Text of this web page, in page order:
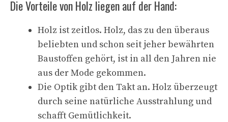
Die Vorteile von Holz liegen auf der Hand:
Holz ist zeitlos. Holz, das zu den überaus
beliebten und schon seit jeher bewährten
Baustoffen gehört, ist in all den Jahren nie
aus der Mode gekommen.
Die Optik gibt den Takt an. Holz überzeugt
durch seine natürliche Ausstrahlung und
schafft Gemütlichkeit.